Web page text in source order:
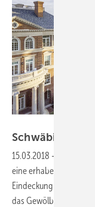
Schwäbische
15.03.2018 -
eine erhabene Würde.
Eindeckung ein
das Gewölbe kamen